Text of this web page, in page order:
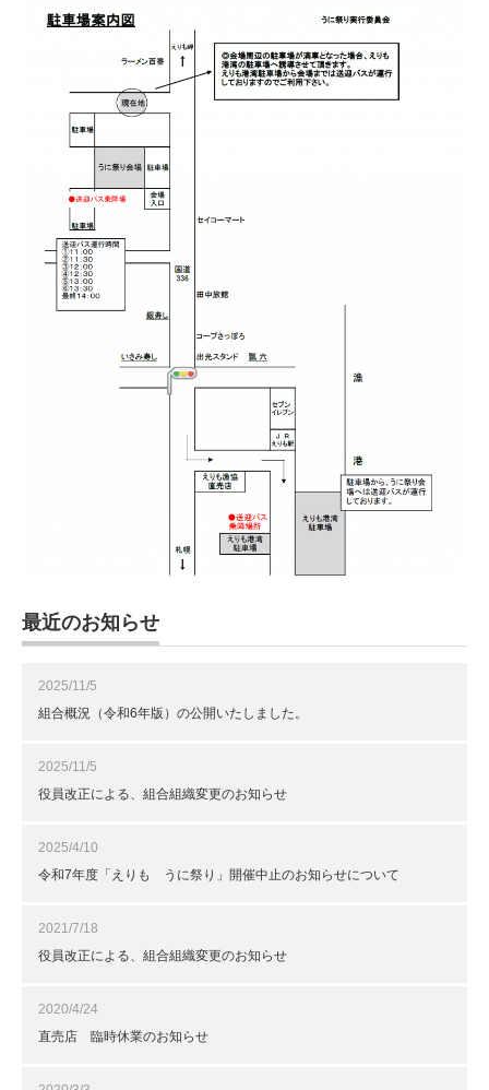
最近のお知らせ
2025/11/5
組合概況（令和6年版）の公開いたしました。
2025/11/5
役員改正による、組合組織変更のお知らせ
2025/4/10
令和7年度「えりも うに祭り」開催中止のお知らせについて
2021/7/18
役員改正による、組合組織変更のお知らせ
2020/4/24
直売店 臨時休業のお知らせ